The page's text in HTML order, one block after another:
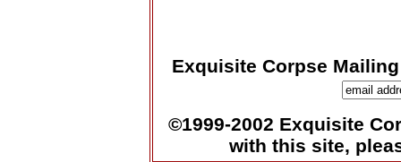
Exquisite Corpse
©1999-2002 Exquisite
with this site,